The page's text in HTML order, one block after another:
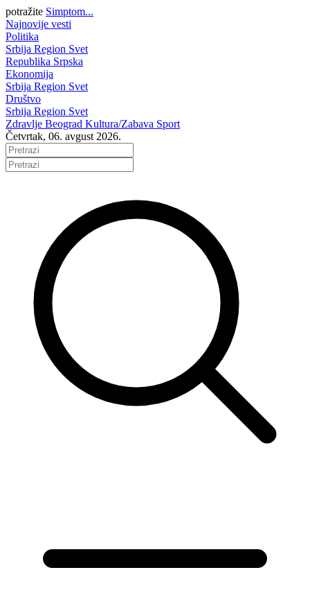
potražite Simptom...
Najnovije vesti
Politika
Srbija Region Svet
Republika Srpska
Ekonomija
Srbija Region Svet
Društvo
Srbija Region Svet
Zdravlje Beograd Kultura/Zabava Sport
Četvrtak, 06. avgust 2026.